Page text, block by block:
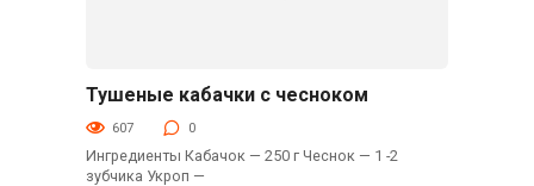
Тушеные кабачки с чесноком
607 0
Ингредиенты Кабачок — 250 г Чеснок — 1 -2
зубчика Укроп —